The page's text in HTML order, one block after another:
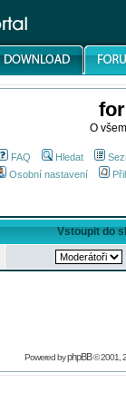
O
FAQ Hledat
Osobní nastavení
Vstoupit do
Powered byphpBB© 2001,